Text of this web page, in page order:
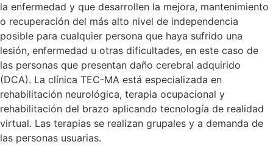
la enfermedad y que desarrollen la mejora, mantenimiento
o recuperación del más alto nivel de independencia
posible para cualquier persona que haya sufrido una
lesión, enfermedad u otras dificultades, en este caso de
las personas que presentan daño cerebral adquirido
(DCA). La clínica TEC-MA está especializada en
rehabilitación neurológica, terapia ocupacional y
rehabilitación del brazo aplicando tecnología de realidad
virtual. Las terapias se realizan grupales y a demanda de
las personas usuarias.